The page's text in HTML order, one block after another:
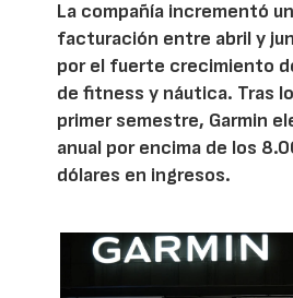
La compañía incrementó
facturación entre abril y
por el fuerte crecimiento
de fitness y náutica. Tras
primer semestre, Garmin
anual por encima de los
dólares en ingresos.